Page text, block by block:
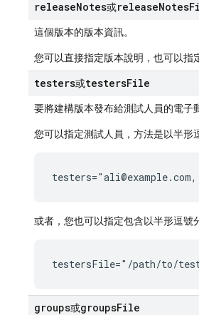
releaseNotes或releaseNotes
這個版本的版本資訊。
您可以直接指定版本說明，也可以指
testers或testersFile
要將建構版本發布給測試人員的電子
您可以指定測試人員，方法是以半形
testers="ali@example.com,
或者，您也可以指定包含以半形逗
testersFile="/path/to/
groups或groupsFile